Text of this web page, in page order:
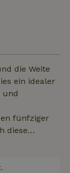
die Weite
ein idealer
und
fünfziger
diese